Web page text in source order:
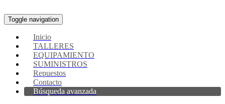
Toggle navigation
Inicio
TALLERES
EQUIPAMIENTO
SUMINISTROS
Repuestos
Contacto
Búsqueda avanzada